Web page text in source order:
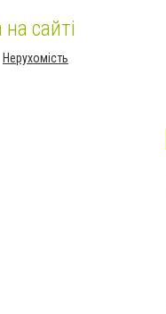
сайті
Нерухомість